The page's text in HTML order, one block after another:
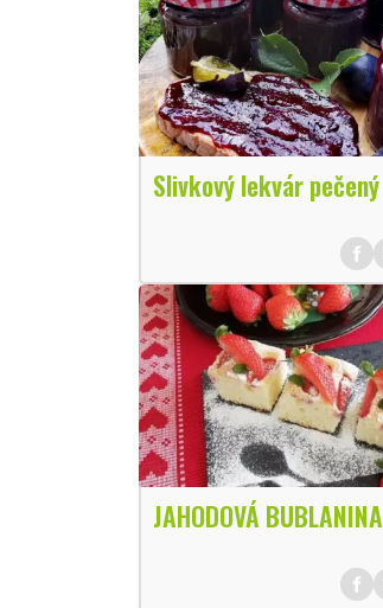
Slivkový lekvár pečený
JAHODOVÁ BUBLANINA